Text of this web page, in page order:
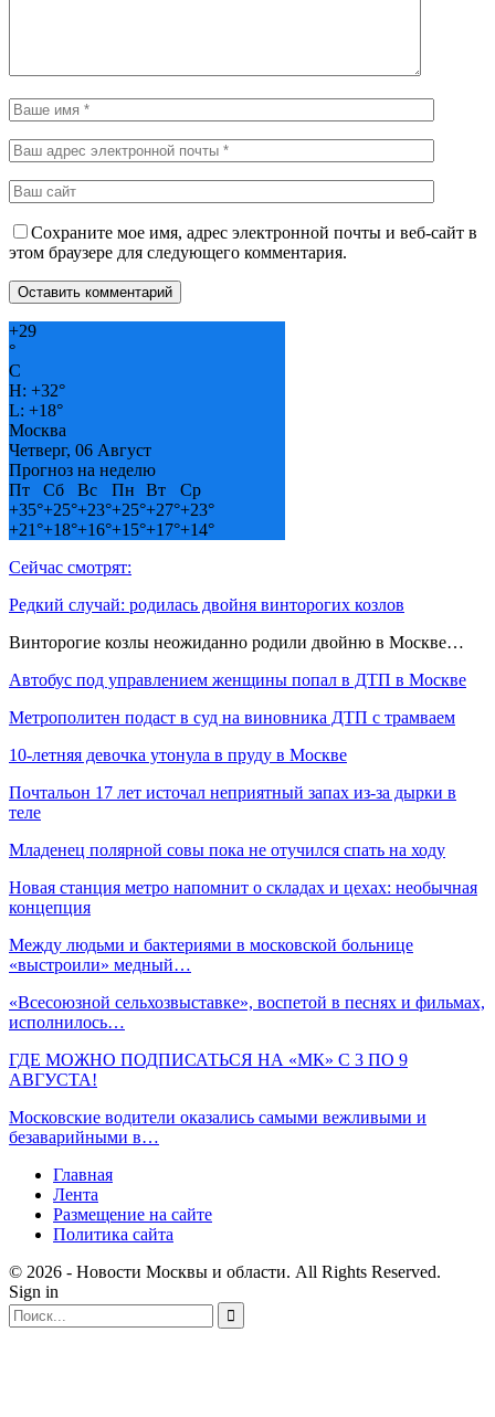
Сохраните мое имя, адрес электронной почты и веб-сайт в
этом браузере для следующего комментария.
+29
°
C
H: +32°
L: +18°
Москва
Четверг, 06 Август
Прогноз на неделю
Пт
Сб Вс Пн Вт
Ср
+35°+25°+23°+25°+27°+23°
+21°+18°+16°+15°+17°+14°
Сейчас смотрят:
Редкий случай: родилась двойня винторогих козлов
Винторогие козлы неожиданно родили двойню в Москве…
Автобус под управлением женщины попал в ДТП в Москве
Метрополитен подаст в суд на виновника ДТП с трамваем
10-летняя девочка утонула в пруду в Москве
Почтальон 17 лет источал неприятный запах из-за дырки в
теле
Младенец полярной совы пока не отучился спать на ходу
Новая станция метро напомнит о складах и цехах: необычная
концепция
Между людьми и бактериями в московской больнице
«выстроили» медный…
«Всесоюзной сельхозвыставке», воспетой в песнях и фильмах,
исполнилось…
ГДЕ МОЖНО ПОДПИСАТЬСЯ НА «МК» С 3 ПО 9
АВГУСТА!
Московские водители оказались самыми вежливыми и
безаварийными в…
Главная
Лента
Размещение на сайте
Политика сайта
© 2026 - Новости Москвы и области. All Rights Reserved.
Sign in